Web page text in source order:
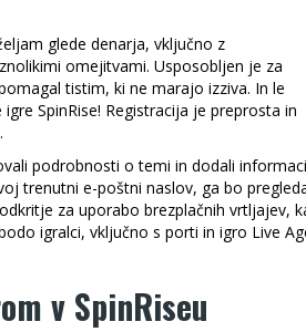
glede denarja, vključno z
omejitvami. Usposobljen je za
tistim, ki ne marajo izziva. In le
SpinRise! Registracija je preprosta in
podrobnosti o temi in dodali
trenutni e-poštni naslov, ga bo
za uporabo brezplačnih vrtljajev,
igralci, vključno s porti in igro Live
v SpinRiseu